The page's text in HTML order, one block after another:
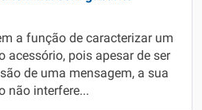
a função de caracterizar um
acessório, pois apesar de ser
de uma mensagem, a sua
não interfere...